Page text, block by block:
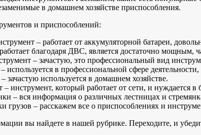
в домашнем хозяйстве приспособления.
и приспособлений:
– работает от аккумуляторной батареи,
благодаря ДВС, является достаточно мощным,
– зачастую, это профессиональный вид
в профессиональной сфере
зачастую используется в домашнем хозяйстве.
инструмент, который работает от сети, и нуждается в
– вся информация о различных лестницах и
грузов – расскажем все о приспособлениях и
вы найдете в нашей рубрике. Переходите, и